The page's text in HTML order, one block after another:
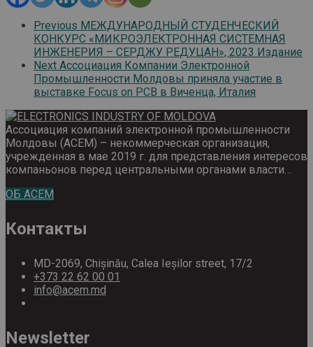
Previous МЕЖДУНАРОДНЫЙ СТУДЕНЧЕСКИЙ
КОНКУРС «МИКРОЭЛЕКТРОННАЯ СИСТЕМНАЯ
ИНЖЕНЕРИЯ – СЕРДЖУ РЕДУЦАН», 2023 Издание
Next Ассоциация Компании Электронной
Промышленности Молдовы приняла участие в
выставке Focus on PCB в Виченца, Италия
Ассоциация компаний электронной промышленности
Молдовы (ACEM) – некоммерческая организация,
учрежденная в мае 2019 г. для представления интересов
компаньонов перед центральными органами власти…
ОБ ACEM
Контакты
MD-2069, Chișinău, Calea Ieșilor street, 17/2
+373 22 62 00 01
info@acem.md
Newsletter